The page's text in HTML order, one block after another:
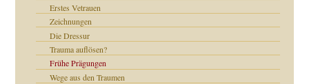
Erstes Vetrauen
Zeichnungen
Die Dressur
Trauma auflösen?
Frühe Prägungen
Wege aus den Traumen